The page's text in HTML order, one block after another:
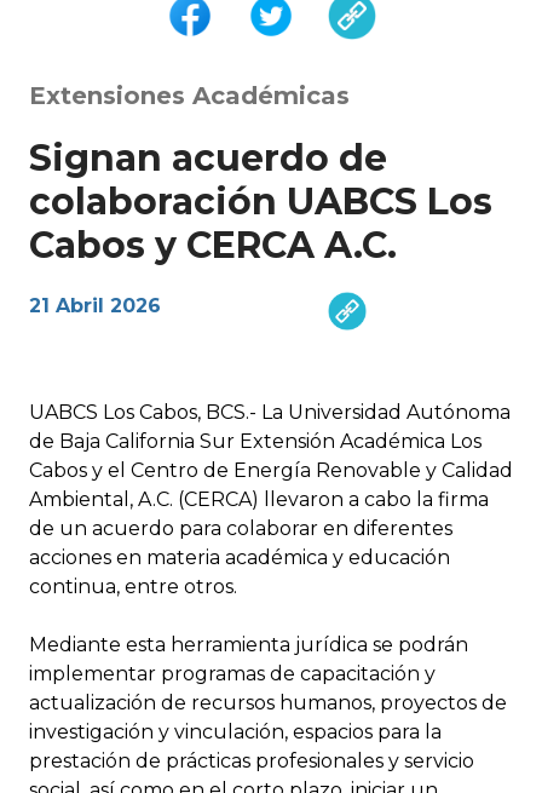
Extensiones Académicas
Signan acuerdo de
colaboración UABCS Los
Cabos y CERCA A.C.
21 Abril 2026
UABCS Los Cabos, BCS.- La Universidad Autónoma
de Baja California Sur Extensión Académica Los
Cabos y el Centro de Energía Renovable y Calidad
Ambiental, A.C. (CERCA) llevaron a cabo la firma
de un acuerdo para colaborar en diferentes
acciones en materia académica y educación
continua, entre otros.
Mediante esta herramienta jurídica se podrán
implementar programas de capacitación y
actualización de recursos humanos, proyectos de
investigación y vinculación, espacios para la
prestación de prácticas profesionales y servicio